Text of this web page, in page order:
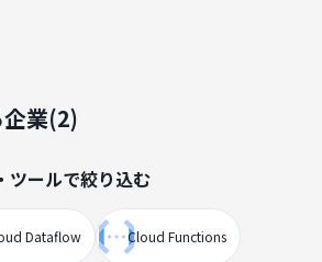
業(2)
ツールで絞り込む
Dataflow Cloud Functions